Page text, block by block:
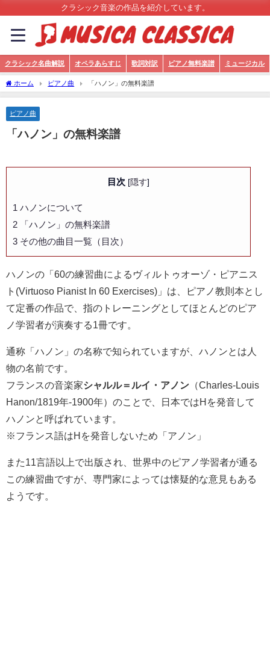
クラシック音楽の作品を紹介しています。
クラシック名曲解説 オペラあらすじ 歌詞対訳 ピアノ無料楽譜 ミュージカル
ホーム ピアノ曲 「ハノン」の無料楽譜
ピアノ曲
「ハノン」の無料楽譜
目次 [隠す]
1 ハノンについて
2 「ハノン」の無料楽譜
3 その他の曲目一覧（目次）
ハノンの「60の練習曲によるヴィルトゥオーゾ・ピアニス
ト(Virtuoso Pianist In 60 Exercises)」は、ピアノ教則本とし
て定番の作品で、指のトレーニングとしてほとんどのピア
ノ学習者が演奏する1冊です。
通称「ハノン」の名称で知られていますが、ハノンとは人
物の名前です。
フランスの音楽家シャルル＝ルイ・アノン （Charles-Louis
Hanon/1819年-1900年）のことで、日本ではHを発音して
ハノンと呼ばれています。
※フランス語はHを発音しないため「アノン」
また11言語以上で出版され、世界中のピアノ学習者が通る
この練習曲ですが、専門家によっては懐疑的な意見もある
ようです。